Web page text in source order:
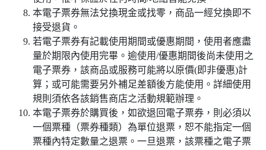
本電子票券無法兌換現金或找零，商品一經兌換即不
接受退貨。
若電子票券有記載使用期間或優惠期間，使用者應盡
量於期限內使用完畢。逾使用/優惠期間後尚未使用之
電子票券，該商品或服務可能將以原價(即非優惠)計
算；或可能需要另外補足差額後方能使用。詳細使用
規則須依各該銷售商店之活動規範辦理。
本電子票券於購買後，如欲退回電子票券，則必須以
一個票種（票券種類）為單位退票，恕不能指定一個
票種內特定數量之退票。一旦退票，該票種之電子票